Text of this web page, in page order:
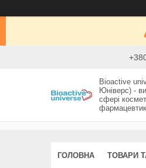
Bioactive
Юніверс) -
сфері
ГОЛОВНА ТОВАРИ